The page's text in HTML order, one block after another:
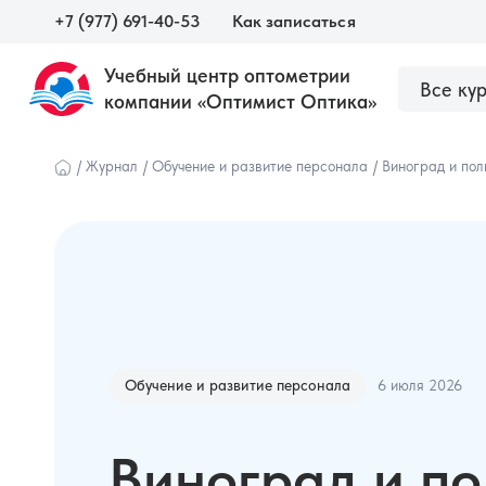
+7 (977) 691-40-53 Как записаться
Учебный центр оптометрии
компании «Оптимист Оптика»
Все
Наши курсы
Оптометристам и врачам
/ Журнал / Обучение и развитие персонала / Виноград и
Обучение и развитие персонала 6 июля 2026